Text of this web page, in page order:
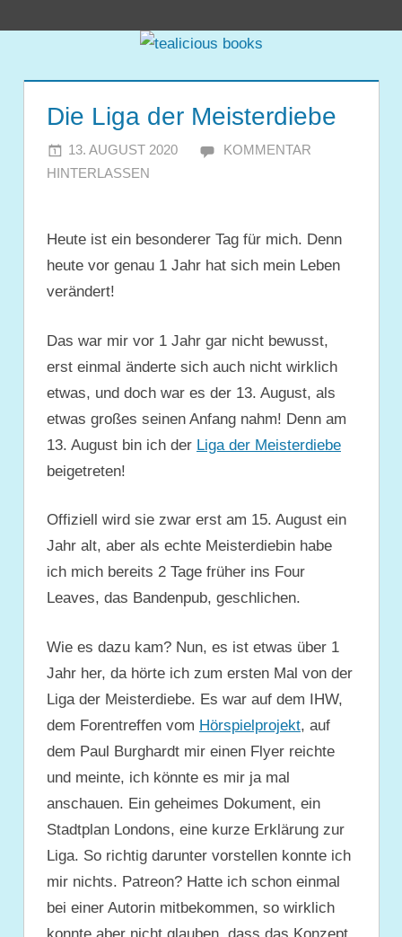
tealicious
books
Die Liga der Meisterdiebe
13. AUGUST 2020 JULIA
KOMMENTAR
HINTERLASSEN
Heute ist ein besonderer Tag für mich. Denn
heute vor genau 1 Jahr hat sich mein Leben
verändert!
Das war mir vor 1 Jahr gar nicht bewusst,
erst einmal änderte sich auch nicht wirklich
etwas, und doch war es der 13. August, als
etwas großes seinen Anfang nahm! Denn am
13. August bin ich der Liga der Meisterdiebe
beigetreten!
Offiziell wird sie zwar erst am 15. August ein
Jahr alt, aber als echte Meisterdiebin habe
ich mich bereits 2 Tage früher ins Four
Leaves, das Bandenpub, geschlichen.
Wie es dazu kam? Nun, es ist etwas über 1
Jahr her, da hörte ich zum ersten Mal von der
Liga der Meisterdiebe. Es war auf dem IHW,
dem Forentreffen vom Hörspielprojekt, auf
dem Paul Burghardt mir einen Flyer reichte
und meinte, ich könnte es mir ja mal
anschauen. Ein geheimes Dokument, ein
Stadtplan Londons, eine kurze Erklärung zur
Liga. So richtig darunter vorstellen konnte ich
mir nichts. Patreon? Hatte ich schon einmal
bei einer Autorin mitbekommen, so wirklich